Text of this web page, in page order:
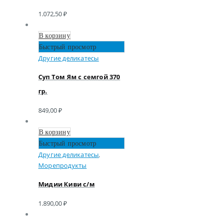
1.072,50₽
В корзину
Быстрый просмотр
Другие деликатесы
Суп Том Ям с семгой 370
гр.
849,00₽
В корзину
Быстрый просмотр
Другие деликатесы,
Морепродукты
Мидии Киви с/м
1.890,00₽